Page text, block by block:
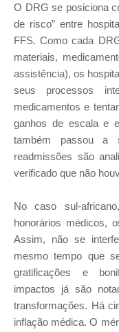
O DRG se posiciona
de risco” entre
FFS. Como cada
materiais,
assistência), os
seus processos
medicamentos e
ganhos de escala e
também passou a
readmissões são
verificado que não
No caso sul-
honorários médicos,
Assim, não se
mesmo tempo que
gratificações e
impactos já são
transformações. Há
inflação médica. O